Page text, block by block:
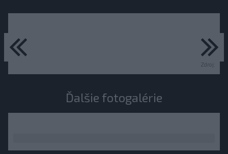
Zdroj:
predchádzajúce
Ďalšie fotogalérie